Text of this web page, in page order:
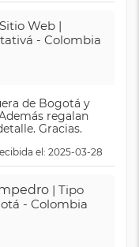
Web |
- Colombia
de Bogotá y
regalan
Gracias.
el: 2025-03-28
| Tipo
- Colombia